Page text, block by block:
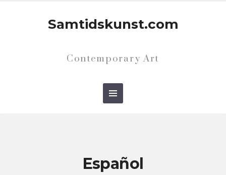
Samtidskunst.com
Contemporary Art
Español